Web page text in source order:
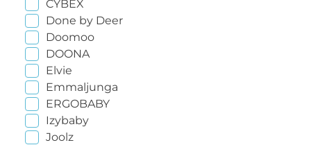
CYBEX
Done by Deer
Doomoo
DOONA
Elvie
Emmaljunga
ERGOBABY
Izybaby
Joolz